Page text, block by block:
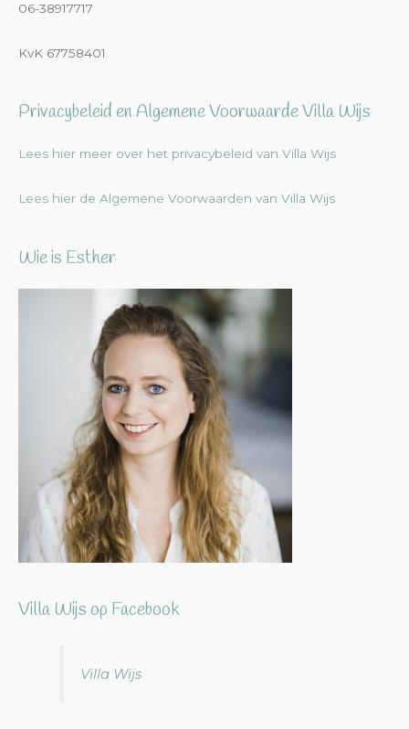
06-38917717
KvK 67758401
Privacybeleid en Algemene Voorwaarde Villa Wijs
Lees hier meer over het privacybeleid van Villa Wijs
Lees hier de Algemene Voorwaarden van Villa Wijs
Wie is Esther
Villa Wijs op Facebook
Villa Wijs